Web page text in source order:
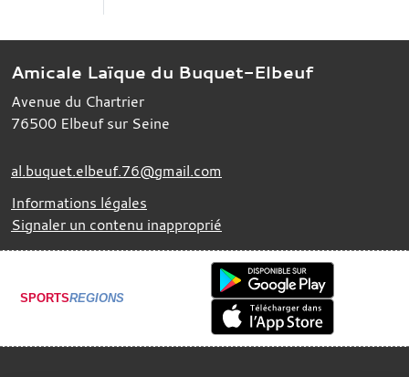
Amicale Laïque du Buquet-Elbeuf
Avenue du Chartrier
76500 Elbeuf sur Seine
al.buquet.elbeuf.76@gmail.com
Informations légales
Signaler un contenu inapproprié
SPORTSREGIONS